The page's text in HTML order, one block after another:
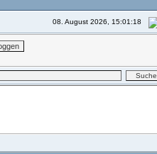
08. August 2026, 15:01:18